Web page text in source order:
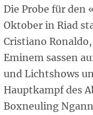
Die Probe für den
Oktober in Riad
Cristiano
Eminem sassen
und Lichtshows
Hauptkampf des
Boxneuling